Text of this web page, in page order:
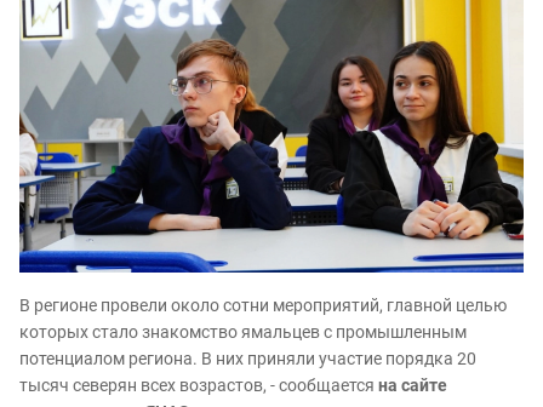
В регионе провели около сотни мероприятий, главной целью
которых стало знакомство ямальцев с промышленным
потенциалом региона. В них приняли участие порядка 20
тысяч северян всех возрастов, - сообщается на сайте